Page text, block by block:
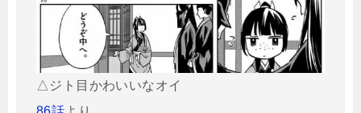
△ジト目かわいいなオイ